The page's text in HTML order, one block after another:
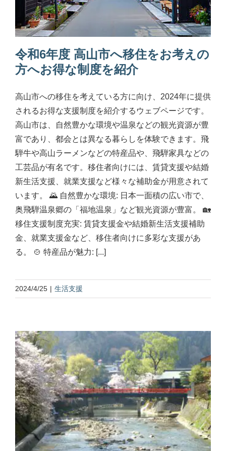
令和6年度 高山市へ移住をお考えの
方へお得な制度を紹介
高山市への移住を考えている方に向け、2024年に提供
されるお得な支援制度を紹介するウェブページです。
高山市は、自然豊かな環境や温泉などの観光資源が豊
富であり、都会とは異なる暮らしを体験できます。飛
騨牛や高山ラーメンなどの特産品や、飛騨家具などの
工芸品が有名です。移住者向けには、賃貸支援や結婚
新生活支援、就業支援など様々な補助金が用意されて
います。 🌄 自然豊かな環境: 日本一面積の広い市で、
奥飛騨温泉郷の「福地温泉」など観光資源が豊富。 🏡
移住支援制度充実: 賃貸支援金や結婚新生活支援補助
金、就業支援金など、移住者向けに多彩な支援があ
る。 🍲 特産品が魅力: [...]
2024/4/25 | 生活支援